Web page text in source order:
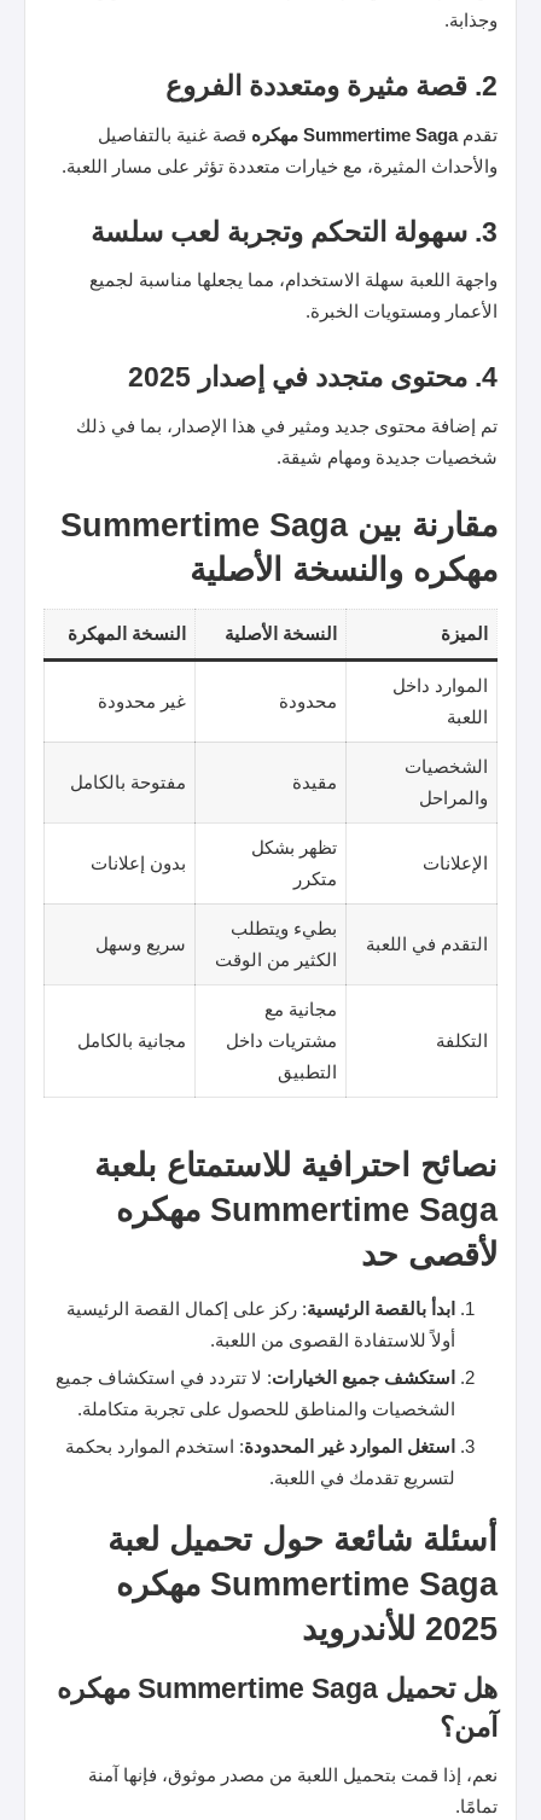
وجذابة.
2. قصة مثيرة ومتعددة الفروع
تقدمSummertime Saga مهكره
قصة غنية بالتفاصيل
والأحداث المثيرة، مع خيارات متعددة تؤثر على مسار اللعبة.
3. سهولة التحكم وتجربة لعب سلسة
واجهة اللعبة سهلة الاستخدام، مما يجعلها مناسبة لجميع
الأعمار ومستويات الخبرة.
4. محتوى متجدد في إصدار 2025
تم إضافة محتوى جديد ومثير في هذا الإصدار، بما في ذلك
شخصيات جديدة ومهام شيقة.
مقارنة بين Summertime Saga
مهكره والنسخة الأصلية
الميزة النسخة الأصلية النسخة المهكرة
الموارد داخل
اللعبة
محدودة غير محدودة
الشخصيات
والمراحل
مقيدة مفتوحة بالكامل
الإعلانات
تظهر بشكل
متكرر
بدون إعلانات
التقدم في اللعبة
بطيء ويتطلب
الكثير من الوقت
سريع وسهل
التكلفة
مجانية مع
مشتريات داخل
التطبيق
مجانية بالكامل
نصائح احترافية للاستمتاع بلعبة
Summertime Saga مهكره
لأقصى حد
ابدأ بالقصة الرئيسية: ركز على إكمال القصة الرئيسية
أولاً للاستفادة القصوى من اللعبة.
استكشف جميع الخيارات: لا تتردد في استكشاف جميع
الشخصيات والمناطق للحصول على تجربة متكاملة.
استغل الموارد غير المحدودة: استخدم الموارد بحكمة
لتسريع تقدمك في اللعبة.
أسئلة شائعة حول تحميل لعبة
Summertime Saga مهكره
2025 للأندرويد
هل تحميل Summertime Saga مهكره
آمن؟
نعم، إذا قمت بتحميل اللعبة من مصدر موثوق، فإنها آمنة
تمامًا.